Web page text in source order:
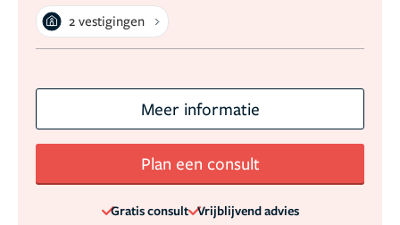
2 vestigingen
Meer informatie
Plan een consult
Gratis consult Vrijblijvend advies